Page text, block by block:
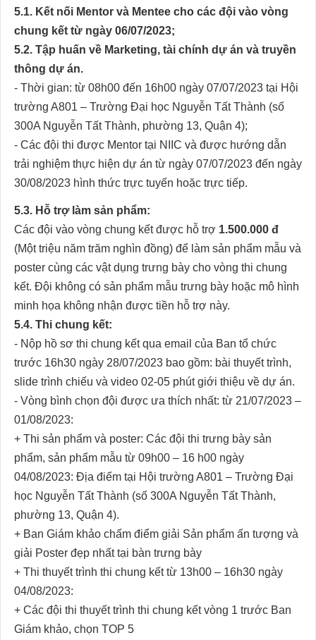
5.1. Kết nối Mentor và Mentee cho các đội vào vòng
chung kết từ ngày 06/07/2023;
5.2. Tập huấn về Marketing, tài chính dự án và truyền
thông dự án.
- Thời gian: từ 08h00 đến 16h00 ngày 07/07/2023 tại Hội
trường A801 – Trường Đại học Nguyễn Tất Thành (số
300A Nguyễn Tất Thành, phường 13, Quận 4);
- Các đội thi được Mentor tại NIIC và được hướng dẫn
trải nghiệm thực hiện dự án từ ngày 07/07/2023 đến ngày
30/08/2023 hình thức trực tuyến hoặc trực tiếp.
5.3. Hỗ trợ làm sản phẩm:
Các đội vào vòng chung kết được hỗ trợ 1.500.000 đ
(Một triệu năm trăm nghìn đồng) để làm sản phẩm mẫu và
poster cùng các vật dụng trưng bày cho vòng thi chung
kết. Đội không có sản phẩm mẫu trưng bày hoặc mô hình
minh họa không nhận được tiền hỗ trợ này.
5.4. Thi chung kết:
- Nộp hồ sơ thi chung kết qua email của Ban tổ chức
trước 16h30 ngày 28/07/2023 bao gồm: bài thuyết trình,
slide trình chiếu và video 02-05 phút giới thiệu về dự án.
- Vòng bình chọn đội được ưa thích nhất: từ 21/07/2023 –
01/08/2023:
+ Thi sản phẩm và poster: Các đội thi trưng bày sản
phẩm, sản phẩm mẫu từ 09h00 – 16 h00 ngày
04/08/2023: Địa điểm tại Hội trường A801 – Trường Đại
học Nguyễn Tất Thành (số 300A Nguyễn Tất Thành,
phường 13, Quận 4).
+ Ban Giám khảo chấm điểm giải Sản phẩm ấn tượng và
giải Poster đẹp nhất tại bàn trưng bày
+ Thi thuyết trình thi chung kết từ 13h00 – 16h30 ngày
04/08/2023:
+ Các đội thi thuyết trình thi chung kết vòng 1 trước Ban
Giám khảo, chọn TOP 5